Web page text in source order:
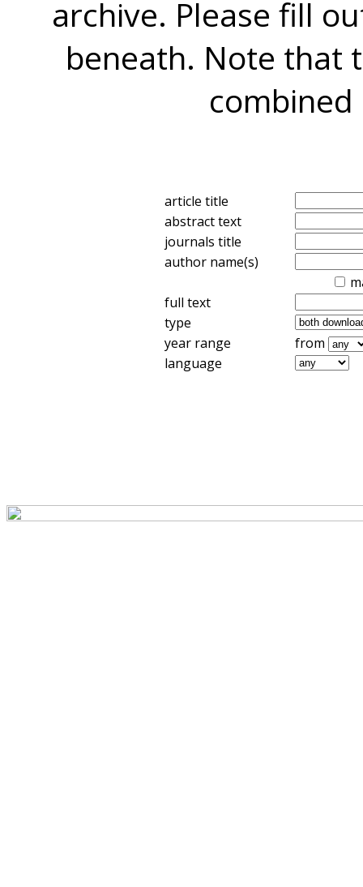
archive. Please fill
beneath. Note that
combined
article title
abstract text
journals title
author name(s)
full text
type
year range
from
language